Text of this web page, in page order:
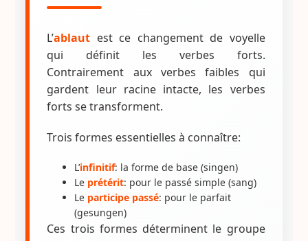
L’ablaut est ce changement de voyelle
qui définit les verbes forts.
Contrairement aux verbes faibles qui
gardent leur racine intacte, les verbes
forts se transforment.
Trois formes essentielles à connaître:
L’infinitif: la forme de base (singen)
Le prétérit: pour le passé simple (sang)
Le participe passé: pour le parfait
(gesungen)
Ces trois formes déterminent le groupe